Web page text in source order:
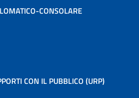
CONSOLARE
diplomatica
CON IL PUBBLICO (URP)